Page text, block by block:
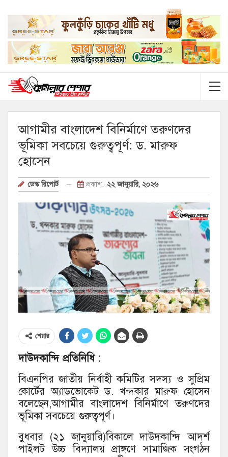
আগামীর বাংলাদেশ বিনির্মাণে তরুণদের
ভূমিকা সবচেয়ে গুরুত্বপূর্ণ: ড. মারুফ
হোসেন
ডেস্ক রিপোর্ট প্রকাশ: ২২ জানুয়ারি, ২০২৬
শেয়ার
দাউদকান্দি প্রতিনিধি :
বিএনপির জাতীয় নির্বাহী কমিটির সদস্য ও সুপ্রিম
কোর্টের অ্যাডভোকেট ড. খন্দকার মারুফ হোসেন
বলেছেন,আগামীর বাংলাদেশ বিনির্মাণে তরুণদের
ভূমিকা সবচেয়ে গুরুত্বপূর্ণ।
বুধবার (২১ জানুয়ারি)বিকালে দাউদকান্দি আদর্শ
পাইলট উচ্চ বিদ্যালয় প্রাঙ্গণে সামাজিক সংগঠন